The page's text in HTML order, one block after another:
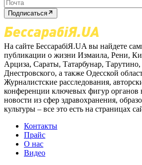
Подписаться
На сайте БессарабіЯ.UA вы найдете
публикации о жизни Измаила, Рени,
Арциза, Сараты, Татарбунар, Тарутино,
Днестровского, а также Одесской
Журналистские расследования,
конференции ключевых фигур органов
новости из сфер здравохранения,
культуры – все это есть на страницах
Контакты
Прайс
О нас
Видео